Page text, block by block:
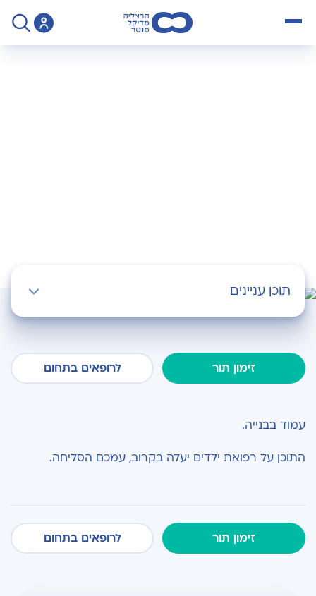
תוכן עניינים
זימון תור לרופאים בתחום
עמוד בבנייה.
התוכן על רפואת ילדים יעלה בקרוב, עמכם הסליחה.
זימון תור לרופאים בתחום